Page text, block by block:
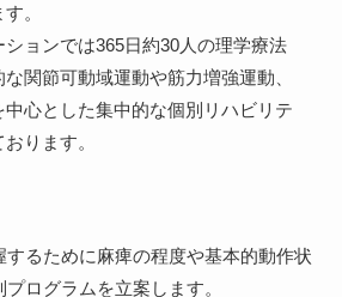
。
ョンでは365日約30人の理学療法
関節可動域運動や筋力増強運動、
心とした集中的な個別リハビリテ
ります。
するために麻痺の程度や基本的動作状
ログラムを立案します。